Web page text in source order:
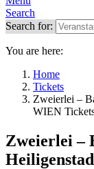
Search
Search for:
You are here:
Home
Tickets
Zweierlei –
WIEN
Zweierlei –